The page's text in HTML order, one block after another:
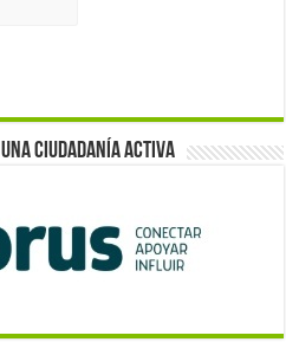
ciudadanía activa